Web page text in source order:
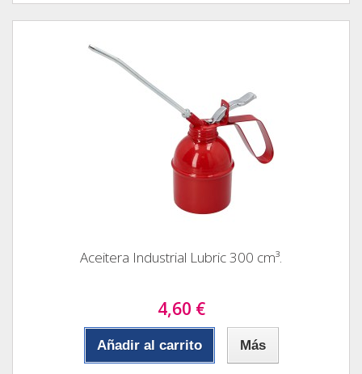
Aceitera Industrial Lubric 300 cm³.
4,60 €
Añadir al carrito Más